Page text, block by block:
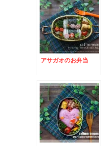
アサガオのお弁当